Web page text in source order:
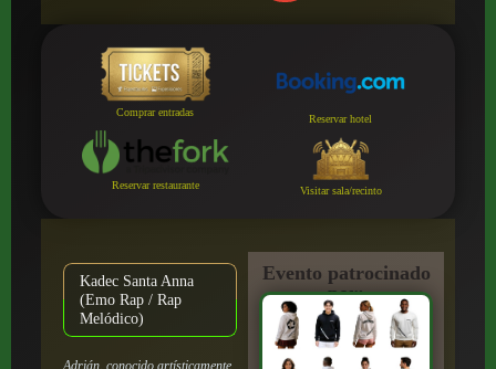
Comprar entradas
Reservar hotel
Reservar restaurante Visitar sala/recinto
Kadec Santa Anna
(Emo Rap / Rap
Melódico)
Adrián, conocido artísticamente
Evento patrocinado
por: